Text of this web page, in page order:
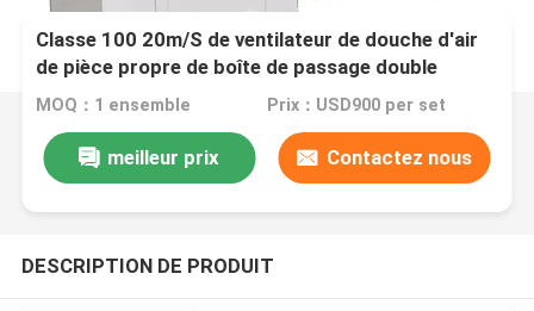
Classe 100 20m/S de ventilateur de douche d'air
de pièce propre de boîte de passage double
MOQ：1 ensemble Prix：USD900 per set
meilleur prix Contactez nous
DESCRIPTION DE PRODUIT